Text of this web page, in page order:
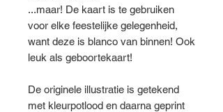
...maar! De kaart is te gebruiken
voor elke feestelijke gelegenheid,
want deze is blanco van binnen! Ook
leuk als geboortekaart!
De originele illustratie is getekend
met kleurpotlood en daarna geprint